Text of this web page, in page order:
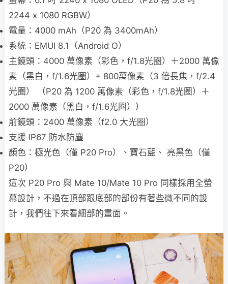
2244 x 1080 RGBW）
電量：4000 mAh（P20 為 3400mAh）
系統：EMUI 8.1（Android O）
主鏡頭：4000 萬像素（彩色，f/1.8光圈）＋2000 萬像
素（黑白，f/1.6光圈）+ 800萬像素（3 倍長焦，f/2.4
光圈） （P20 為 1200 萬像素（彩色，f/1.8光圈）＋
2000 萬像素（黑白，f/1.6光圈））
前鏡頭：2400 萬像素（f2.0 大光圈）
支援 IP67 防水防塵
顏色：極光色（僅 P20 Pro）、寶石藍、 亮黑色（僅
P20）
這次 P20 Pro 與 Mate 10/Mate 10 Pro 同樣採用全螢
幕設計，不過在頂部跟底部的部份有著些微不同的設
計，我們往下來看細部的畫面。